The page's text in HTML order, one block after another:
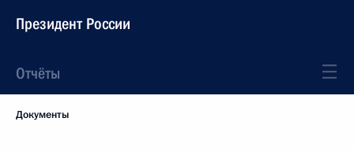
Президент России
Отчёты
Документы